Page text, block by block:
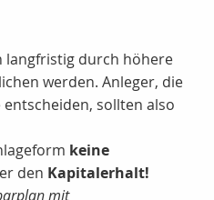
langfristig durch höhere
werden. Anleger, die
sollten also
keine
den Kapitalerhalt!
mit